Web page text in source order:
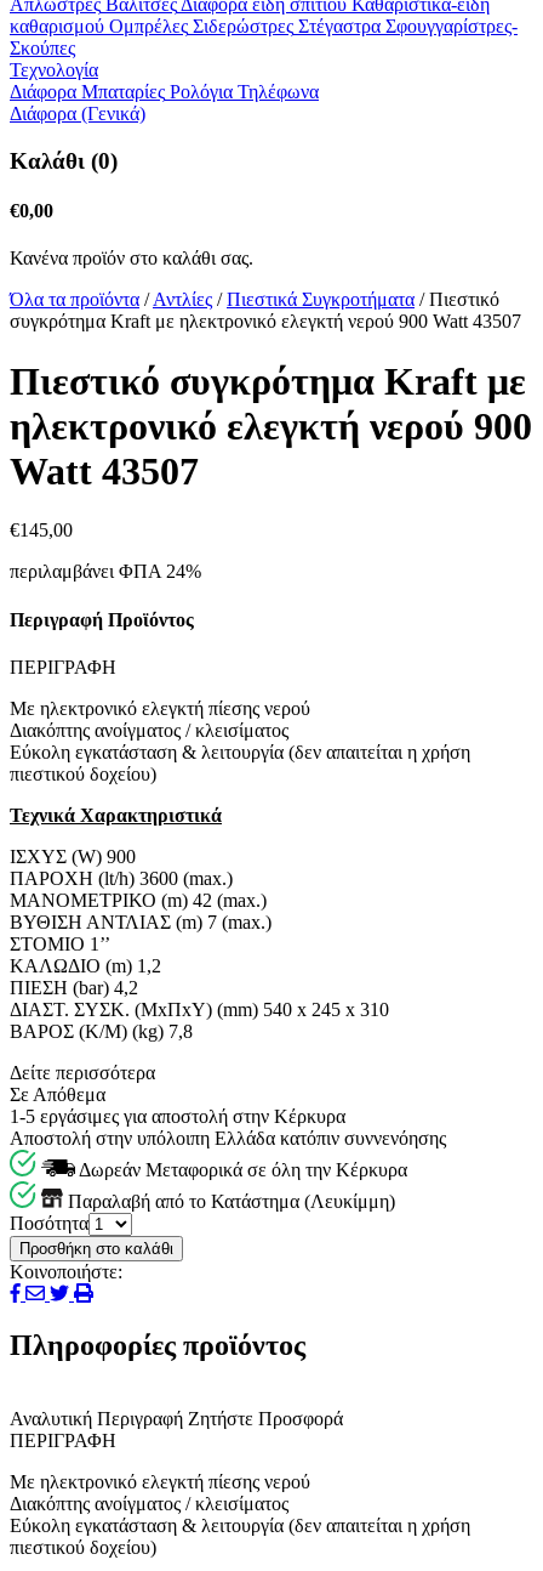
Απλώστρες Βαλίτσες Διάφορα είδη σπιτιού Καθαριστικά-είδη
καθαρισμού Ομπρέλες Σιδερώστρες Στέγαστρα Σφουγγαρίστρες-
Σκούπες
Τεχνολογία
Διάφορα Μπαταρίες Ρολόγια Τηλέφωνα
Διάφορα (Γενικά)
Καλάθι (0)
€0,00
Κανένα προϊόν στο καλάθι σας.
Όλα τα προϊόντα /Αντλίες /Πιεστικά Συγκροτήματα / Πιεστικό
συγκρότημα Kraft με ηλεκτρονικό ελεγκτή νερού 900 Watt 43507
Πιεστικό συγκρότημα Kraft με
ηλεκτρονικό ελεγκτή νερού 900
Watt 43507
€145,00
περιλαμβάνει ΦΠΑ 24%
Περιγραφή Προϊόντος
ΠΕΡΙΓΡΑΦΗ
Με ηλεκτρονικό ελεγκτή πίεσης νερού
Διακόπτης ανοίγματος / κλεισίματος
Εύκολη εγκατάσταση & λειτουργία (δεν απαιτείται η χρήση
πιεστικού δοχείου)
Τεχνικά Χαρακτηριστικά
ΙΣΧΥΣ (W) 900
ΠΑΡΟΧΗ (lt/h) 3600 (max.)
ΜΑΝΟΜΕΤΡΙΚΟ (m) 42 (max.)
ΒΥΘΙΣΗ ΑΝΤΛΙΑΣ (m) 7 (max.)
ΣΤΟΜΙΟ 1’’
ΚΑΛΩΔΙΟ (m) 1,2
ΠΙΕΣΗ (bar) 4,2
ΔΙΑΣΤ. ΣΥΣΚ. (ΜxΠxΥ) (mm) 540 x 245 x 310
ΒΑΡΟΣ (Κ/Μ) (kg) 7,8
Δείτε περισσότερα
Σε Απόθεμα
1-5 εργάσιμες για αποστολή στην Κέρκυρα
Αποστολή στην υπόλοιπη Ελλάδα κατόπιν συννενόησης
Δωρεάν Μεταφορικά σε όλη την Κέρκυρα
Παραλαβή από το Κατάστημα (Λευκίμμη)
Ποσότητα
Προσθήκη στο καλάθι
Κοινοποιήστε:
Πληροφορίες προϊόντος
Αναλυτική Περιγραφή Ζητήστε Προσφορά
ΠΕΡΙΓΡΑΦΗ
Με ηλεκτρονικό ελεγκτή πίεσης νερού
Διακόπτης ανοίγματος / κλεισίματος
Εύκολη εγκατάσταση & λειτουργία (δεν απαιτείται η χρήση
πιεστικού δοχείου)